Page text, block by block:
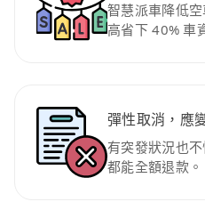
智慧派車降低
高省下 40% 車
彈性取消，應
有突發狀況也
都能全額退款。